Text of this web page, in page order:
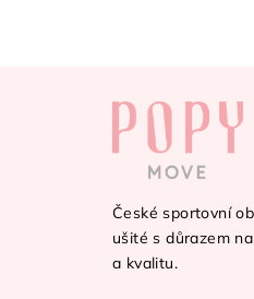
České sportovní
ušité s důrazem
a kvalitu.